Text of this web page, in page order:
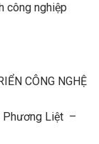
công nghiệp
CÔNG NGHỆ
Phương Liệt –